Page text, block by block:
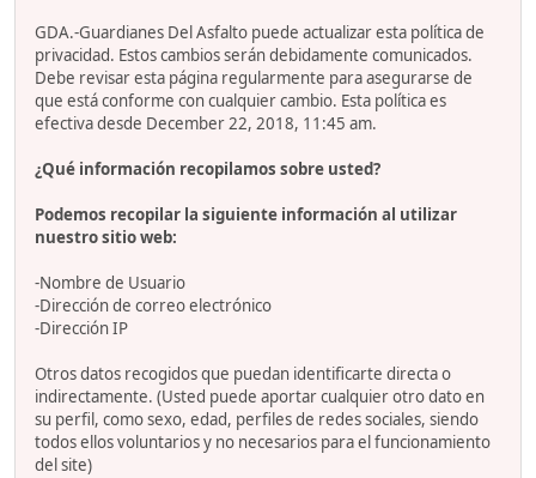
GDA.-Guardianes Del Asfalto puede actualizar esta política de
privacidad. Estos cambios serán debidamente comunicados.
Debe revisar esta página regularmente para asegurarse de
que está conforme con cualquier cambio. Esta política es
efectiva desde December 22, 2018, 11:45 am.
¿Qué información recopilamos sobre usted?
Podemos recopilar la siguiente información al utilizar
nuestro sitio web:
-Nombre de Usuario
-Dirección de correo electrónico
-Dirección IP
Otros datos recogidos que puedan identificarte directa o
indirectamente. (Usted puede aportar cualquier otro dato en
su perfil, como sexo, edad, perfiles de redes sociales, siendo
todos ellos voluntarios y no necesarios para el funcionamiento
del site)